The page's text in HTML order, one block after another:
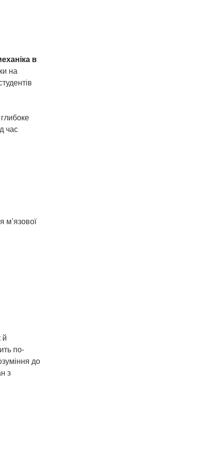
в
на
час
м’язової
й
по-
до
з